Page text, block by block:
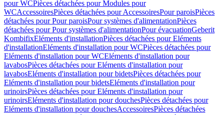
pour WCPièces détachées pour Modules pour
WCAccessoiresPièces détachées pour AccessoiresPour paroisPièces
détachées pour Pour paroisPour systèmes d'alimentationPièces
détachées pour Pour systèmes d'alimentationPour évacuationGeberit
KombifixEléments d'installationPièces détachées pour Eléments
d'installationEléments d'installation pour WCPièces détachées pour
Eléments d'installation pour WCEléments d'installation pour
lavabosPièces détachées pour Eléments d'installation pour
lavabosEléments d'installation pour bidetsPièces détachées pour
Eléments d'installation pour bidetsEléments d'installation pour
urinoirsPièces détachées pour Eléments d'installation pour
urinoirsEléments d'installation pour douchesPièces détachées pour
Eléments d'installation pour douchesAccessoiresPièces détachées